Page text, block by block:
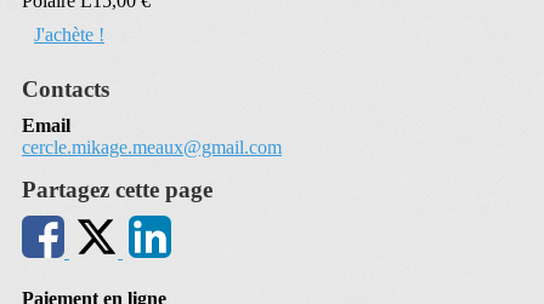
J'achète !
Contacts
Email
cercle.mikage.meaux@gmail.com
Partagez cette page
Paiement en ligne